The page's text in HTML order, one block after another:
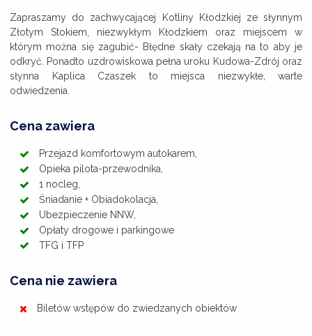
Zapraszamy do zachwycającej Kotliny Kłodzkiej ze słynnym
Złotym Stokiem, niezwykłym Kłodzkiem oraz miejscem w
którym można się zagubić- Błędne skały czekają na to aby je
odkryć. Ponadto uzdrowiskowa pełna uroku Kudowa-Zdrój oraz
słynna Kaplica Czaszek to miejsca niezwykłe, warte
odwiedzenia.
Cena zawiera
Przejazd komfortowym autokarem,
Opieka pilota-przewodnika,
1 nocleg,
Śniadanie + Obiadokolacja,
Ubezpieczenie NNW,
Opłaty drogowe i parkingowe
TFG i TFP
Cena nie zawiera
Biletów wstępów do zwiedzanych obiektów